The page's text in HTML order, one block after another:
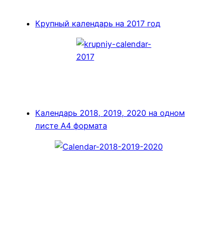
Крупный календарь на 2017 год
Календарь 2018, 2019, 2020 на одном
листе А4 формата